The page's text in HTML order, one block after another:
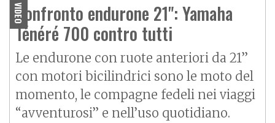
VIDEO
Confronto endurone 21": Yamaha
Ténéré 700 contro tutti
Le endurone con ruote anteriori da 21”
con motori bicilindrici sono le moto del
momento, le compagne fedeli nei viaggi
“avventurosi” e nell’uso quotidiano.